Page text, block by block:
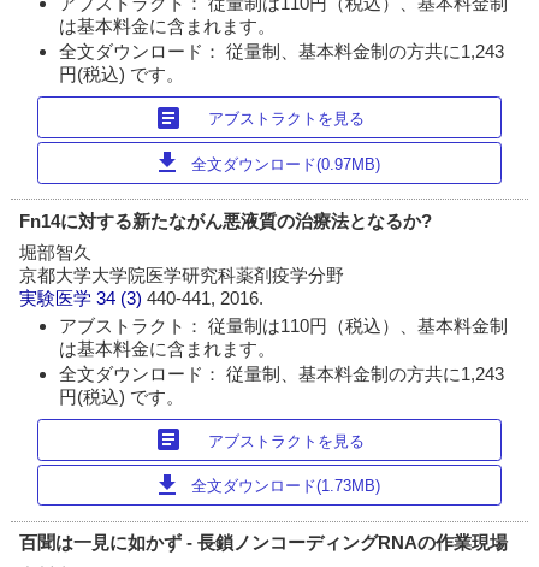
は基本料金に含まれます。
全文ダウンロード： 従量制、基本料金制の方共に1,243
円(税込) です。
article アブストラクトを見る
download 全文ダウンロード(0.97MB)
Fn14に対する新たながん悪液質の治療法となるか?
堀部智久
京都大学大学院医学研究科薬剤疫学分野
実験医学 34 (3)440-441, 2016.
アブストラクト： 従量制は110円（税込）、基本料金制
は基本料金に含まれます。
全文ダウンロード： 従量制、基本料金制の方共に1,243
円(税込) です。
article アブストラクトを見る
download 全文ダウンロード(1.73MB)
百聞は一見に如かず - 長鎖ノンコーディングRNAの作業現場